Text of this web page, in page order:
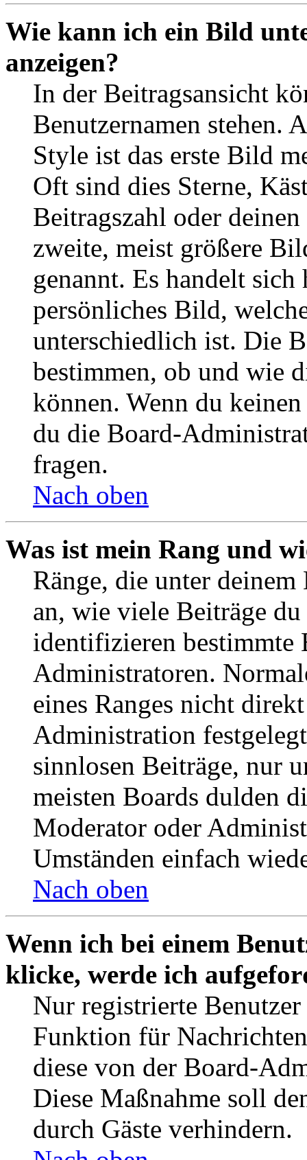
Wie kann ich ein Bild
anzeigen?
In der Beitragsansicht
Benutzernamen stehen.
Style ist das erste Bild
Oft sind dies Sterne,
Beitragszahl oder
zweite, meist größere
genannt. Es handelt
persönliches Bild,
unterschiedlich ist. Die
bestimmen, ob und wie
können. Wenn du
du die Board-
fragen.
Nach oben
Was ist mein Rang und
Ränge, die unter deinem
an, wie viele Beiträge
identifizieren bestimmte
Administratoren.
eines Ranges nicht
Administration
sinnlosen Beiträge, nur
meisten Boards dulden
Moderator oder
Umständen einfach
Nach oben
Wenn ich bei einem
klicke, werde ich
Nur registrierte
Funktion für
diese von der Board-
Diese Maßnahme soll
durch Gäste verhindern.